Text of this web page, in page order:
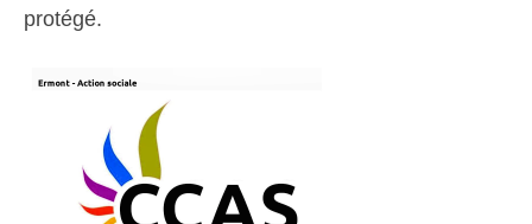
protégé.